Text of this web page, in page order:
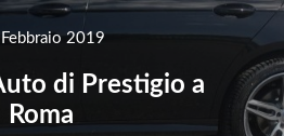
di Prestigio a
Roma
2019